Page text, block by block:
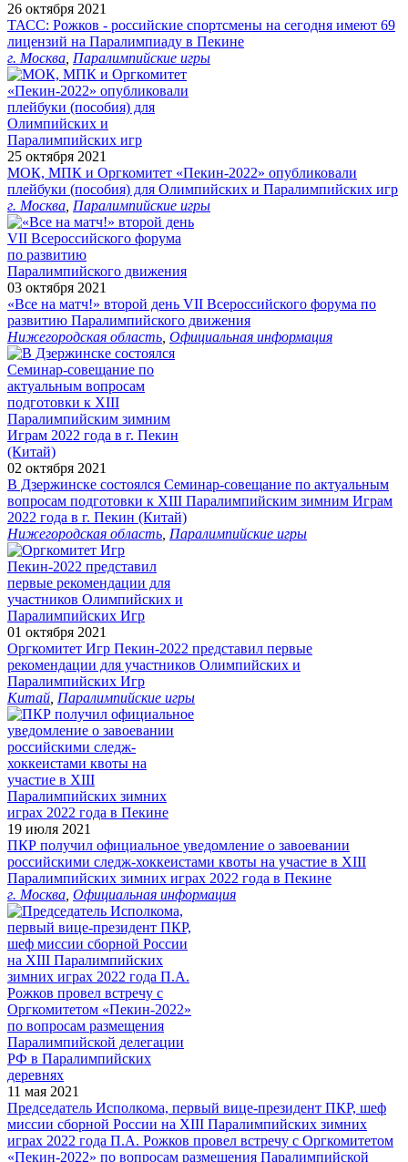
26 октября 2021
ТАСС: Рожков - российские спортсмены на сегодня имеют 69
лицензий на Паралимпиаду в Пекине
г. Москва Паралимпийские игры
25 октября 2021
МОК, МПК и Оргкомитет «Пекин-2022» опубликовали
плейбуки (пособия) для Олимпийских и Паралимпийских игр
г. Москва Паралимпийские игры
03 октября 2021
«Все на матч!» второй день VII Всероссийского форума по
развитию Паралимпийского движения
Нижегородская область Официальная информация
02 октября 2021
В Дзержинске состоялся Семинар-совещание по актуальным
вопросам подготовки к XIII Паралимпийским зимним Играм
2022 года в г. Пекин (Китай)
Нижегородская область Паралимпийские игры
01 октября 2021
Оргкомитет Игр Пекин-2022 представил первые
рекомендации для участников Олимпийских и
Паралимпийских Игр
Китай Паралимпийские игры
19 июля 2021
ПКР получил официальное уведомление о завоевании
российскими следж-хоккеистами квоты на участие в XIII
Паралимпийских зимних играх 2022 года в Пекине
г. Москва Официальная информация
11 мая 2021
Председатель Исполкома, первый вице-президент ПКР, шеф
миссии сборной России на XIII Паралимпийских зимних
играх 2022 года П.А. Рожков провел встречу с Оргкомитетом
«Пекин-2022» по вопросам размещения Паралимпийской